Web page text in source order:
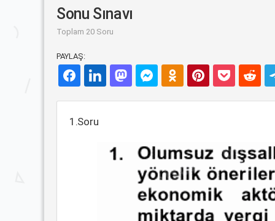
Sonu Sınavı
Toplam 20 Soru
PAYLAŞ:
1.Soru